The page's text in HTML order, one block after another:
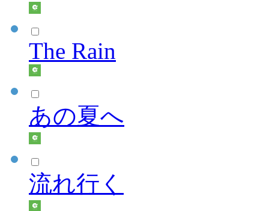
The Rain
あの夏へ
流れ行く